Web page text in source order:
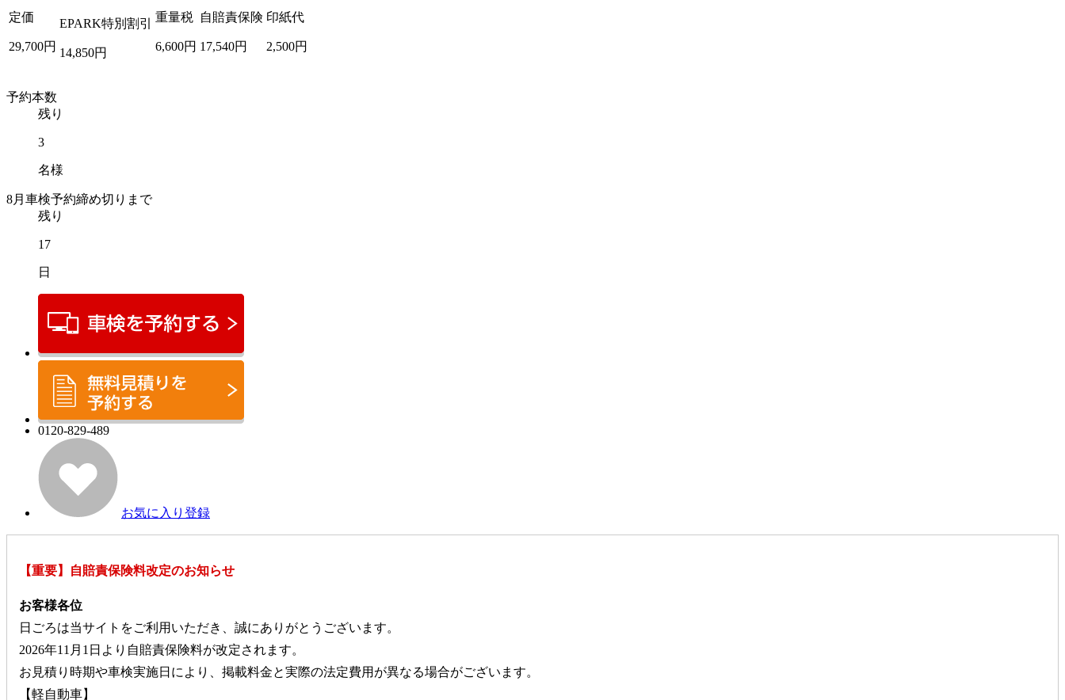
定価
29,700円
EPARK特別割引
14,850円
重量税
6,600円
自賠責保険
17,540円
印紙代
2,500円
予約本数
残り
3
名様
8月車検予約締め切りまで
残り
17
日
0120-829-489
お気に入り登録
【重要】自賠責保険料改定のお知らせ
お客様各位
日ごろは当サイトをご利用いただき、誠にありがとうございます。
2026年11月1日より自賠責保険料が改定されます。
お見積り時期や車検実施日により、掲載料金と実際の法定費用が異なる場合がございます。
【軽自動車】